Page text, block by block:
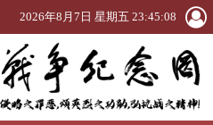
2026年8月7日 星期五 23:45:08